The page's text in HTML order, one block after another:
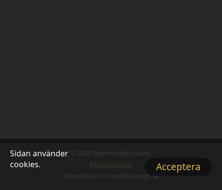
© 2026 Teckenspråksbibeln
Bibelsällskapet
Kontakta oss: stina@silvesign.se
Sidan använder
cookies.
Acceptera